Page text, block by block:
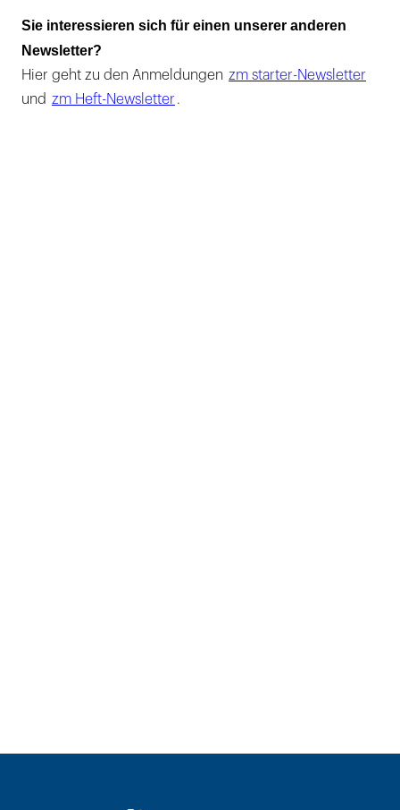
Sie interessieren sich für einen unserer anderen
Newsletter?
Hier geht zu den Anmeldungen zm starter-Newsletter
und zm Heft-Newsletter .